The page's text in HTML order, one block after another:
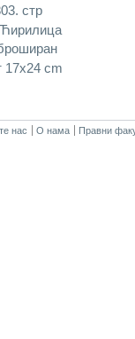
стр
Ћирилица
17x24 cm
нас О нама Правни